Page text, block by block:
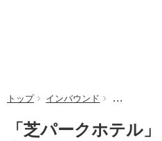
トップ インバウンド 「芝パーク
「芝パークホテル